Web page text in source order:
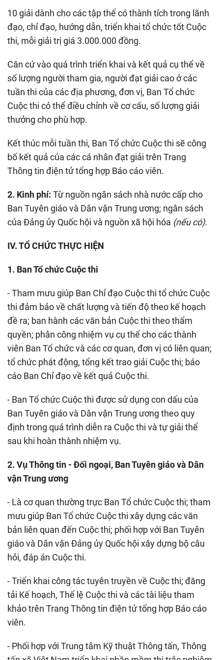
10 giải dành cho các tập thể có thành tích trong lãnh
đạo, chỉ đạo, hướng dẫn, triển khai tổ chức tốt Cuộc
thi, mỗi giải trị giá 3.000.000 đồng.
Căn cứ vào quá trình triển khai và kết quả cụ thể về
số lượng người tham gia, người đạt giải cao ở các
tuần thi của các địa phương, đơn vị, Ban Tổ chức
Cuộc thi có thể điều chỉnh về cơ cấu, số lượng giải
thưởng cho phù hợp.
Kết thúc mỗi tuần thi, Ban Tổ chức Cuộc thi sẽ công
bố kết quả của các cá nhân đạt giải trên Trang
Thông tin điện tử tổng hợp Báo cáo viên.
2. Kinh phí: Từ nguồn ngân sách nhà nước cấp cho
Ban Tuyên giáo và Dân vận Trung ương; ngân sách
của Đảng ủy Quốc hội và nguồn xã hội hóa (nếu có).
IV. TỔ CHỨC THỰC HIỆN
1. Ban Tổ chức Cuộc thi
- Tham mưu giúp Ban Chỉ đạo Cuộc thi tổ chức Cuộc
thi đảm bảo về chất lượng và tiến độ theo kế hoạch
đề ra; ban hành các văn bản Cuộc thi theo thẩm
quyền; phân công nhiệm vụ cụ thể cho các thành
viên Ban Tổ chức và các cơ quan, đơn vị có liên quan;
tổ chức phát động, tổng kết trao giải Cuộc thi; báo
cáo Ban Chỉ đạo về kết quả Cuộc thi.
- Ban Tổ chức Cuộc thi được sử dụng con dấu của
Ban Tuyên giáo và Dân vận Trung ương theo quy
định trong quá trình diễn ra Cuộc thi và tự giải thể
sau khi hoàn thành nhiệm vụ.
2. Vụ Thông tin - Đối ngoại, Ban Tuyên giáo và Dân
vận Trung ương
- Là cơ quan thường trực Ban Tổ chức Cuộc thi; tham
mưu giúp Ban Tổ chức Cuộc thi xây dựng các văn
bản liên quan đến Cuộc thi; phối hợp với Ban Tuyên
giáo và Dân vận Đảng ủy Quốc hội xây dựng bộ câu
hỏi, đáp án Cuộc thi.
- Triển khai công tác tuyên truyền về Cuộc thi; đăng
tải Kế hoạch, Thể lệ Cuộc thi và các tài liệu tham
khảo trên Trang Thông tin điện tử tổng hợp Báo cáo
viên.
- Phối hợp với Trung tâm Kỹ thuật Thông tấn, Thông